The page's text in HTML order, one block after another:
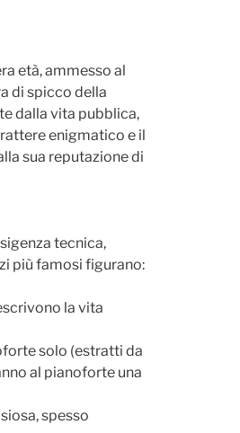
età, ammesso al
di spicco della
dalla vita pubblica,
enigmatico e il
sua reputazione di
tecnica,
più famosi figurano:
la vita
solo (estratti da
al pianoforte una
spesso